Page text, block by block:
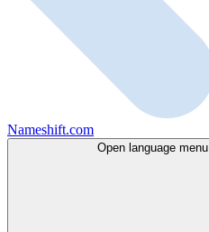
Nameshift.com
Open language menu